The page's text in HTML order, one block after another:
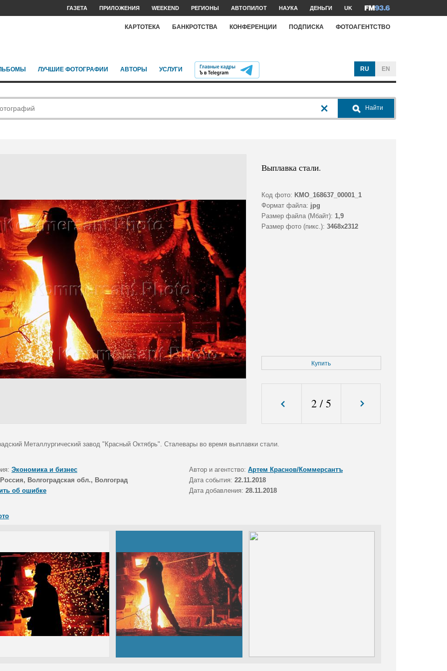
ГАЗЕТА ПРИЛОЖЕНИЯ WEEKEND РЕГИОНЫ АВТОПИЛОТ НАУКА ДЕНЬГИ UK
КАРТОТЕКА БАНКРОТСТВА КОНФЕРЕНЦИИ ПОДПИСКА ФОТОАГЕНТСТВО
ЛУЧШИЕ ФОТОГРАФИИ АВТОРЫ УСЛУГИ RU EN
Найти
Выплавка стали.
Код фото: KMO_168637_00001_1
Формат файла: jpg
Размер файла (Мбайт): 1,9
Размер фото (пикс.): 3468x2312
Купить
2/5
Металлургический завод "Красный Октябрь". Сталевары во время выплавки стали.
Экономика и бизнес Автор и агентство: Артем Краснов/Коммерсантъ
Россия, Волгоградская обл., Волгоград Дата события: 22.11.2018
об ошибке
Дата добавления: 28.11.2018